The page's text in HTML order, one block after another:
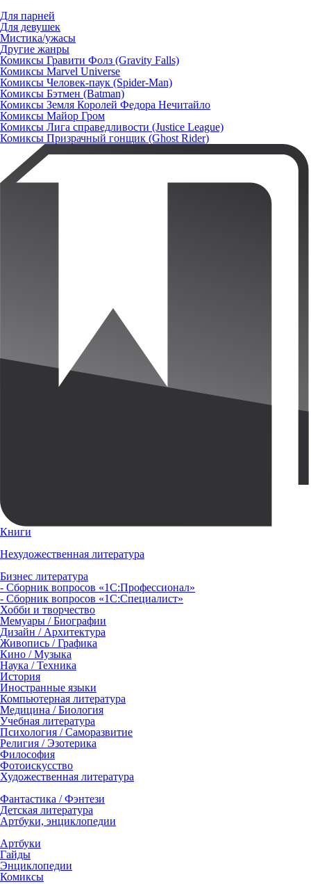
Для парней
Для девушек
Мистика/ужасы
Другие жанры
Комиксы Гравити Фолз (Gravity Falls)
Комиксы Marvel Universe
Комиксы Человек-паук (Spider-Man)
Комиксы Бэтмен (Batman)
Комиксы Земля Королей Федора Нечитайло
Комиксы Майор Гром
Комиксы Лига справедливости (Justice League)
Комиксы Призрачный гонщик (Ghost Rider)
Книги
Нехудожественная литература
Бизнес литература
- Сборник вопросов «1С:Профессионал»
- Сборник вопросов «1С:Специалист»
Хобби и творчество
Мемуары / Биографии
Дизайн / Архитектура
Живопись / Графика
Кино / Музыка
Наука / Техника
История
Иностранные языки
Компьютерная литература
Медицина / Биология
Учебная литература
Психология / Саморазвитие
Религия / Эзотерика
Философия
Фотоискусство
Художественная литература
Фантастика / Фэнтези
Детская литература
Артбуки, энциклопедии
Артбуки
Гайды
Энциклопедии
Комиксы